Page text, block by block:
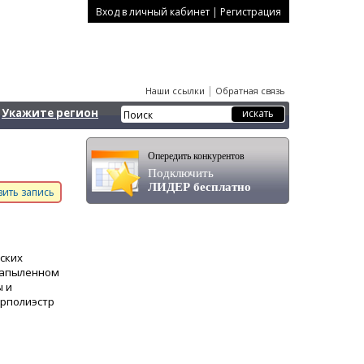
Вход в личный кабинет | Регистрация
Наши ссылки | Обратная связь
Укажите регион
запись
и
Опередить конкурентов
Подключить
ЛИДЕР бесплатно